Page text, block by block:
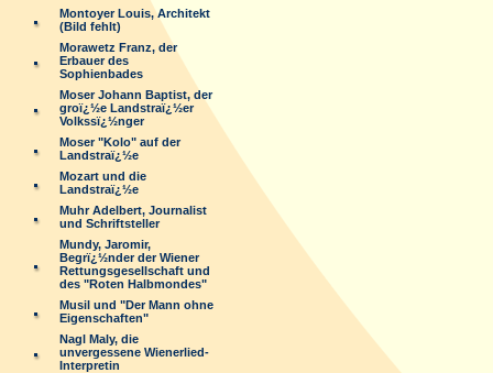
Montoyer Louis, Architekt
(Bild fehlt)
Morawetz Franz, der
Erbauer des
Sophienbades
Moser Johann Baptist, der
groï¿½e Landstraï¿½er
Volkssï¿½nger
Moser "Kolo" auf der
Landstraï¿½e
Mozart und die
Landstraï¿½e
Muhr Adelbert, Journalist
und Schriftsteller
Mundy, Jaromir,
Begrï¿½nder der Wiener
Rettungsgesellschaft und
des "Roten Halbmondes"
Musil und "Der Mann ohne
Eigenschaften"
Nagl Maly, die
unvergessene Wienerlied-
Interpretin